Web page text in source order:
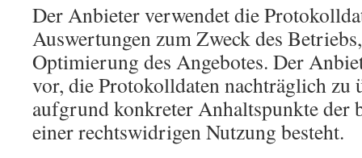
Der Anbieter verwendet die
Auswertungen zum Zweck des
Optimierung des Angebotes. Der
vor, die Protokolldaten nachträglich zu
aufgrund konkreter Anhaltspunkte der
einer rechtswidrigen Nutzung besteht.